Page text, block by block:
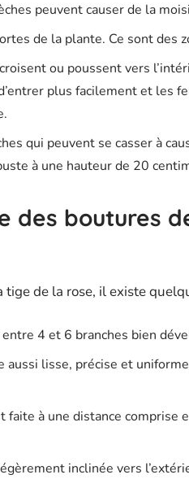
peuvent causer de la
de la plante. Ce sont des
ou poussent vers
plus facilement et les
qui peuvent se casser à
à une hauteur de 20
des boutures
de la rose, il existe
4 et 6 branches bien
aussi lisse, précise et
faite à une distance
inclinée vers